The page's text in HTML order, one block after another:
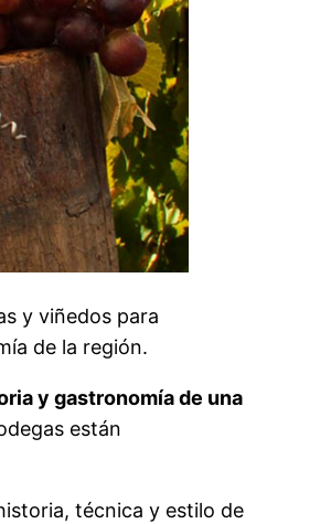
y viñedos para
de la región.
y gastronomía de una
están
técnica y estilo de